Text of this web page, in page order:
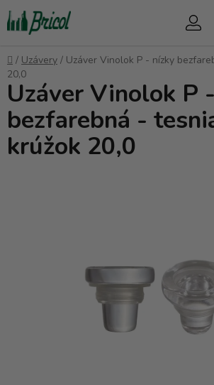
Prejsť
na
obsah
Domov
/ Uzávery / Uzáver Vinolok P - nízky
20,0
Uzáver Vinolok P
bezfarebná -
krúžok 20,0